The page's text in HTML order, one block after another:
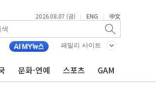
2026.08.07 (금) | ENG | 中文
패밀리 사이트
문화·연예 스포츠 GAM
·5명 부상